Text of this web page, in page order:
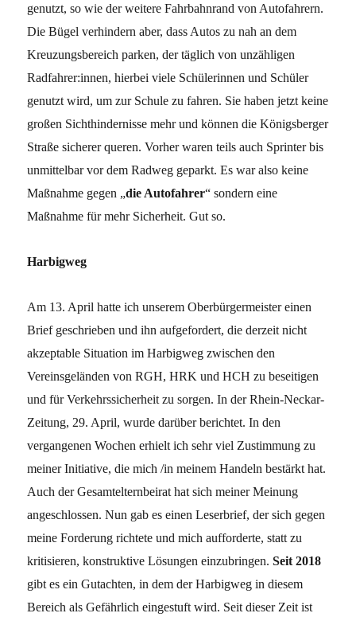
genutzt, so wie der weitere Fahrbahnrand von Autofahrern.
Die Bügel verhindern aber, dass Autos zu nah an dem
Kreuzungsbereich parken, der täglich von unzähligen
Radfahrer:innen, hierbei viele Schülerinnen und Schüler
genutzt wird, um zur Schule zu fahren. Sie haben jetzt keine
großen Sichthindernisse mehr und können die Königsberger
Straße sicherer queren. Vorher waren teils auch Sprinter bis
unmittelbar vor dem Radweg geparkt. Es war also keine
Maßnahme gegen „die Autofahrer“ sondern eine
Maßnahme für mehr Sicherheit. Gut so.
Harbigweg
Am 13. April hatte ich unserem Oberbürgermeister einen
Brief geschrieben und ihn aufgefordert, die derzeit nicht
akzeptable Situation im Harbigweg zwischen den
Vereinsgeländen von RGH, HRK und HCH zu beseitigen
und für Verkehrssicherheit zu sorgen. In der Rhein-Neckar-
Zeitung, 29. April, wurde darüber berichtet. In den
vergangenen Wochen erhielt ich sehr viel Zustimmung zu
meiner Initiative, die mich /in meinem Handeln bestärkt hat.
Auch der Gesamtelternbeirat hat sich meiner Meinung
angeschlossen. Nun gab es einen Leserbrief, der sich gegen
meine Forderung richtete und mich aufforderte, statt zu
kritisieren, konstruktive Lösungen einzubringen.Seit 2018
gibt es ein Gutachten, in dem der Harbigweg in diesem
Bereich als Gefährlich eingestuft wird. Seit dieser Zeit ist